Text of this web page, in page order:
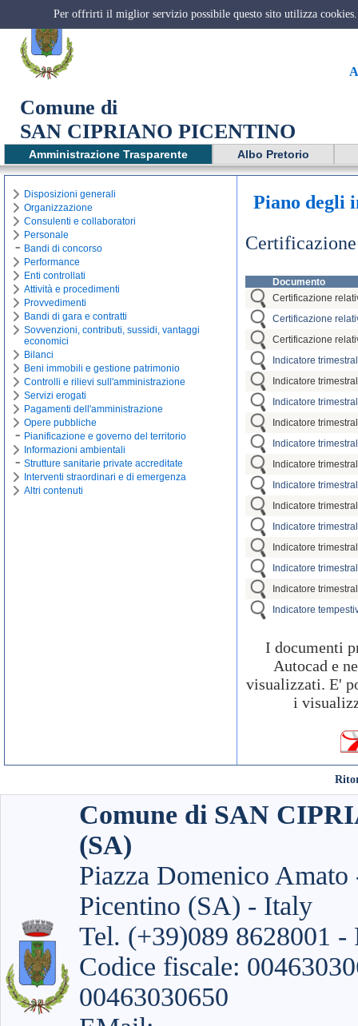
Comune di
SAN CIPRIANO PICENTINO
Amministrazione Trasparente Albo Pretorio
Disposizioni generali
Organizzazione
Consulenti e collaboratori
Personale
Bandi di concorso
Performance
Enti controllati
Attività e procedimenti
Provvedimenti
Bandi di gara e contratti
Sovvenzioni, contributi, sussidi, vantaggi
economici
Bilanci
Beni immobili e gestione patrimonio
Controlli e rilievi sull'amministrazione
Servizi erogati
Pagamenti dell'amministrazione
Opere pubbliche
Pianificazione e governo del territorio
Informazioni ambientali
Strutture sanitarie private accreditate
Interventi straordinari e di emergenza
Altri contenuti
Piano degli
Documento
Certificazione
Certificazione
Certificazione
Indicatore
Indicatore
Indicatore
Indicatore
Indicatore
Indicatore
Indicatore
Indicatore
Indicatore
Indicatore
Indicatore
Indicatore
Indicatore
I documenti
Autocad e
visualizzati. E'
i
Comune di SAN
(SA)
Piazza Domenico
Picentino (SA) - Italy
Tel. (+39)089 8628001 -
Codice fiscale:
00463030650
Per offrirti il miglior servizio possibile questo sito utilizza